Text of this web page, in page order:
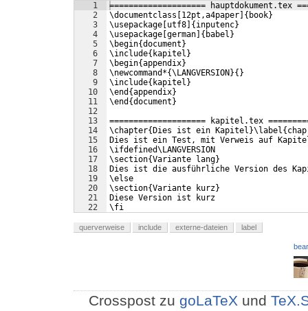
1
2
3
4
5
6
7
8
9
10
11
12
13
14
15
16
17
18
19
20
21
22
==================== hauptdokument.tex
\documentclass[12pt,a4paper]{book}
\usepackage[utf8]{inputenc}
\usepackage[german]{babel}
\begin{document}
\include{kapitel}
\begin{appendix}
\newcommand*{\LANGVERSION}{}
\include{kapitel}
\end{appendix}
\end{document}
==================== kapitel.tex
\chapter{Dies ist ein
Dies ist ein Test, mit Verweis auf
\ifdefined\LANGVERSION
\section{Variante lang}
Dies ist die ausführliche Version des
\else
\section{Variante kurz}
Diese Version ist kurz
\fi
querverweise include externe-dateien label
Crosspost zu goLaTeX und